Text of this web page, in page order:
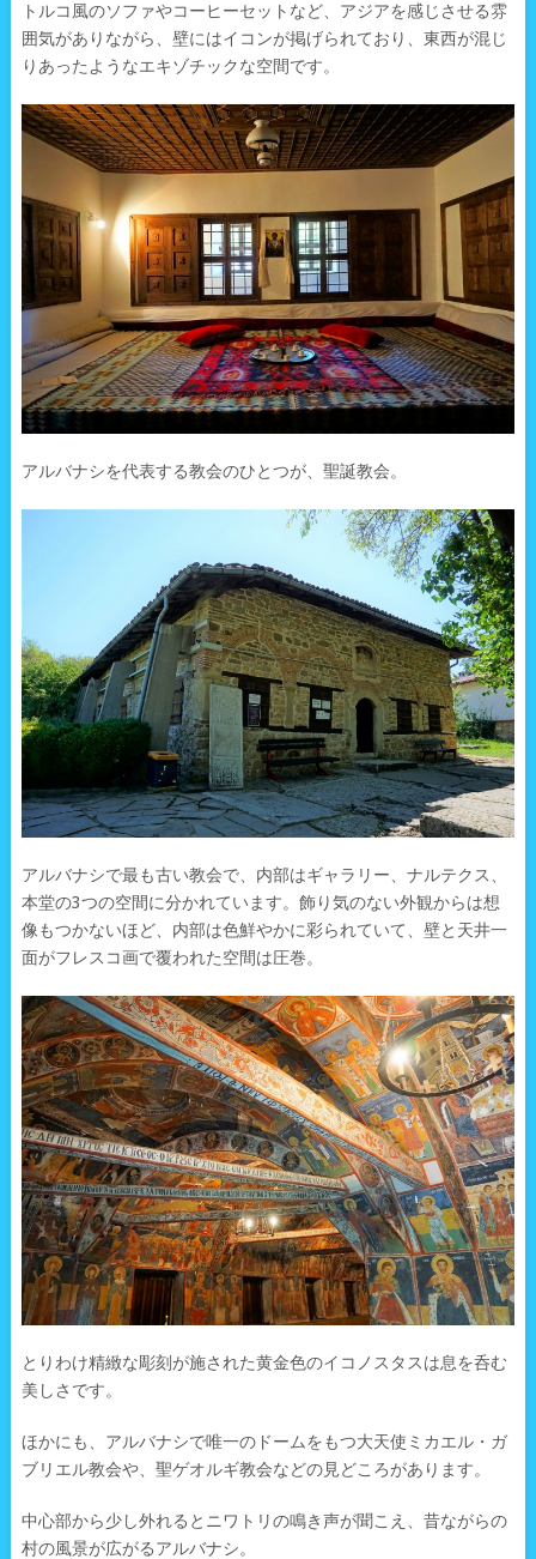
トルコ風のソファやコーヒーセットなど、アジアを感じさせる雰
囲気がありながら、壁にはイコンが掲げられており、東西が混じ
りあったようなエキゾチックな空間です。
アルバナシを代表する教会のひとつが、聖誕教会。
アルバナシで最も古い教会で、内部はギャラリー、ナルテクス、
本堂の3つの空間に分かれています。飾り気のない外観からは想
像もつかないほど、内部は色鮮やかに彩られていて、壁と天井一
面がフレスコ画で覆われた空間は圧巻。
とりわけ精緻な彫刻が施された黄金色のイコノスタスは息を呑む
美しさです。
ほかにも、アルバナシで唯一のドームをもつ大天使ミカエル・ガ
ブリエル教会や、聖ゲオルギ教会などの見どころがあります。
中心部から少し外れるとニワトリの鳴き声が聞こえ、昔ながらの
村の風景が広がるアルバナシ。